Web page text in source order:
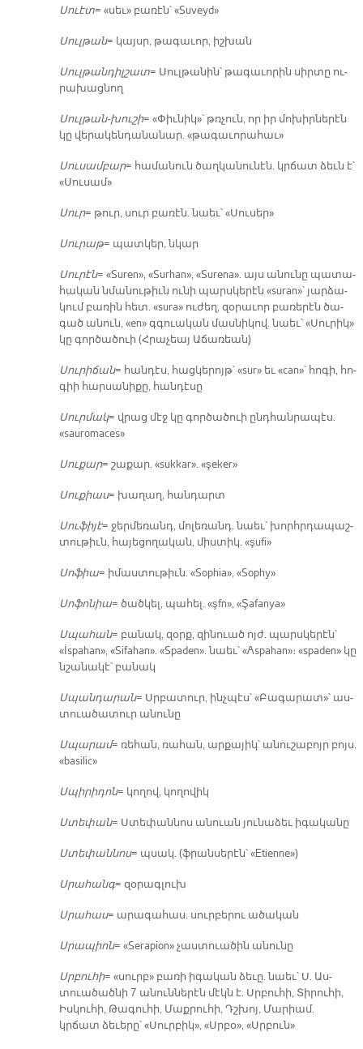
Սուէտ= «սեւ» բա­ռէն՝ «Suveyd»
Սուլ­թան= կա­յսր, թա­գա­ւոր, իշ­խան
Սուլ­թան­դիլ­շատ= Սուլ­թա­նին՝ թա­գա­ւո­րին սիր­տը ու­
րա­խաց­նող
Սուլ­թան-խու­շի= «Փիւ­նիկ»՝ թռ­չուն, որ իր մո­խիր­նե­րէն
կը վե­րա­կեն­դա­նա­նար. «թա­գա­ւո­րա­հաւ»
Սու­սամ­բար= հա­մա­նուն ծաղ­կա­նու­նէն. կրճատ ձեւն է՝
«Սու­սամ»
Սուր= թուր, սուր բա­ռէն. նաեւ՝ «Սու­սեր»
Սու­րաթ= պատ­կեր, նկար
Սու­րէն= «Suren», «Surhan», «Surena». այս ա­նու­նը պա­տա­
հա­կան նմա­նու­թիւն ու­նի պարս­կե­րէն «suran»՝ յար­ձա­
կում բա­ռին հետ. «sura» ու­ժեղ, զօ­րա­ւոր բա­ռե­րէն ծա­
գած ա­նուն, «en» գգուա­կան մաս­նի­կով. նաեւ՝ «Սու­րիկ»
կը գոր­ծա­ծուի (Հրա­չեայ Ա­ճա­ռեան)
Սու­րի­ճան= հան­դէս, հաց­կե­րոյթ՝ «sur» եւ «can»՝ հո­գի, հո­
գիի հար­սա­նի­քը, հան­դէ­սը
Սուր­մակ= վրաց մէջ կը գոր­ծա­ծուի ընդ­հան­րա­պէս.
«sauromaces»
Սու­քար= շա­քար. «sukkar». «şeker»
Սու­քիաս= խա­ղաղ, հան­դարտ
Սու­ֆի­յէ= ջեր­մե­ռանդ, մո­լե­ռանդ. նաեւ՝ խորհր­դա­պաշ­
տու­թիւն, հա­յե­ցո­ղա­կան, միս­տիկ. «şufi»
Սո­ֆիա= ի­մաս­տու­թիւն. «Sophia», «Sophy»
Սո­ֆո­նիա= ծած­կել, պա­հել. «şfn», «Şafanya»
Սպա­հան= բա­նակ, զօրք, զի­նուած ոյժ. պարս­կե­րէն՝
«İspahan», «Sifahan». «Spaden». նաեւ՝ «Aspahan»։ «spaden» կը
նշա­նա­կէ՝ բա­նակ
Սպան­դա­րան= Սրբա­տուր, ինչ­պէս՝ «Բա­գա­րատ»՝ աս­
տուա­ծա­տուր ա­նու­նը
Սպա­րամ= ռե­հան, ռա­հան, ար­քա­յիկ՝ ա­նու­շա­բոյր բոյս.
«basilic»
Սպի­րի­դոն= կո­ղով, կո­ղո­վիկ
Ստե­փան= Ստե­փան­նոս ա­նուան յու­նա­ձեւ ի­գա­կա­նը
Ստե­փան­նոս= պսակ. (ֆրան­սե­րէն՝ «Etienne»)
Սրա­հանգ= զօ­րագ­լուխ
Սրա­հաս= ա­րա­գա­հաս. սուր­բե­րու ա­ծա­կան
Սրա­պիոն= «Serapion» չաս­տուա­ծին ա­նու­նը
Սրբու­հի= «սուրբ» բա­ռի ի­գա­կան ձե­ւը. նաեւ՝ Ս. Աս­
տուա­ծած­նի 7 ա­նուն­նե­րէն մէկն է. Սրբու­հի, Տի­րու­հի,
Իս­կու­հի, Թա­գու­հի, Մաք­րու­հի, Դշխոյ, Մա­րիամ.
կրճատ ձե­ւե­րը՝ «Սուր­բիկ», «Սրբօ», «Սրբուն»